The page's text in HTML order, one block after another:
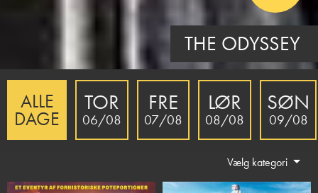
DOBBELTSPIL
ALLE
DAGE
TOR
06/08
FRE
07/08
LØR
08/08
SØN
09/08
Vælg kategori